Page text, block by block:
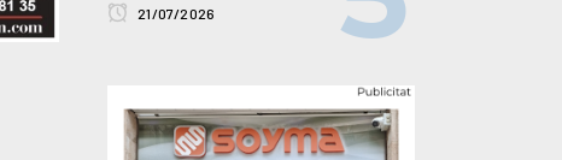
21/07/2026